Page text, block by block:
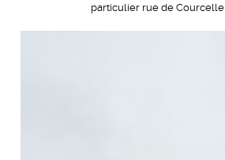
particulier rue de Courcelle